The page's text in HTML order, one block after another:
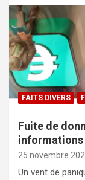
FAITS DIVERS
Fuite de
informations
25 novembre
Un vent de